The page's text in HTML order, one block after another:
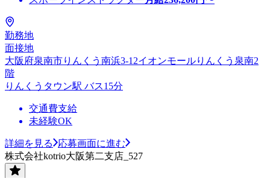
勤務地
面接地
大阪府泉南市りんくう南浜3-12イオンモールりんくう泉南2
階
りんくうタウン駅 バス15分
交通費支給
未経験OK
詳細を見る
応募画面に進む
株式会社kotrio大阪第二支店_527